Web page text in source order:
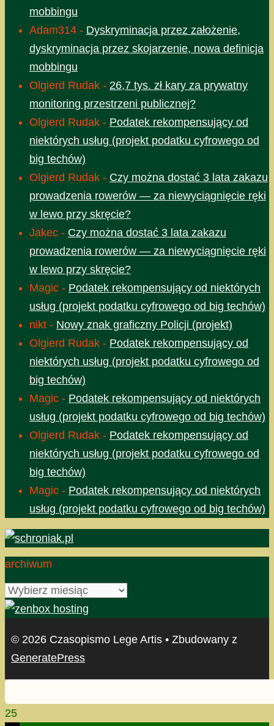
mobbingu
Adam314 - Dyskryminacja przez założenie,
dyskryminacja przez skojarzenie, nowa definicja
mobbingu
Olgierd Rudak - 26,7 tys. zł kary za prywatny
monitoring przestrzeni publicznej?
Olgierd Rudak - Podatek rekompensujący od
niektórych usług (projekt podatku cyfrowego od
big techów)
Olgierd Rudak - Czy można dostać 3 lata zakazu
prowadzenia rowerów — za niewyciągnięcie ręki
w lewo przy skręcie?
Jakec - Czy można dostać 3 lata zakazu
prowadzenia rowerów — za niewyciągnięcie ręki
w lewo przy skręcie?
Magic - Podatek rekompensujący od niektórych
usług (projekt podatku cyfrowego od big techów)
nikt - Nowy znak graficzny Policji (projekt)
Olgierd Rudak - Podatek rekompensujący od
niektórych usług (projekt podatku cyfrowego od
big techów)
Magic - Podatek rekompensujący od niektórych
usług (projekt podatku cyfrowego od big techów)
Olgierd Rudak - Podatek rekompensujący od
niektórych usług (projekt podatku cyfrowego od
big techów)
Magic - Podatek rekompensujący od niektórych
usług (projekt podatku cyfrowego od big techów)
archiwum
archiwum
© 2026 Czasopismo Lege Artis • Zbudowany z
GeneratePress
25